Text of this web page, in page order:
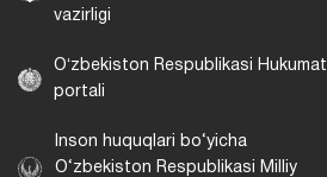
vazirligi
Oʻzbekiston Respublikasi Hukumat
portali
Inson huquqlari bo‘yicha
O‘zbekiston Respublikasi Milliy